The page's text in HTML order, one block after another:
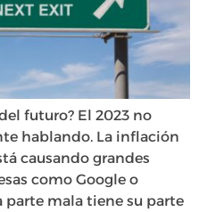
futuro? El 2023 no
hablando. La inflación
causando grandes
como Google o
mala tiene su parte